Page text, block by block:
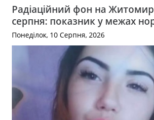
Радіаційний фон на
серпня: показник у межах
Понеділок, 10 Серпня, 2026